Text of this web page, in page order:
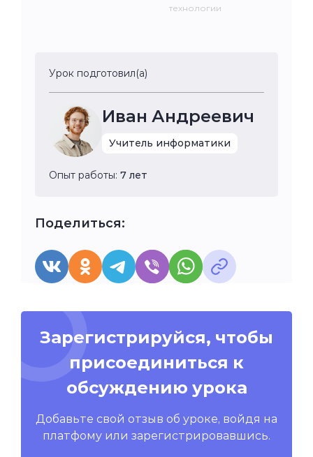
технологии
Урок подготовил(а)
Иван Андреевич
Учитель информатики
Опыт работы: 7 лет
Поделиться:
Зарегистрируйся, чтобы
присоединиться к
обсуждению урока
Добавьте свой отзыв об уроке, войдя на
платфому или зарегистрировавшись.